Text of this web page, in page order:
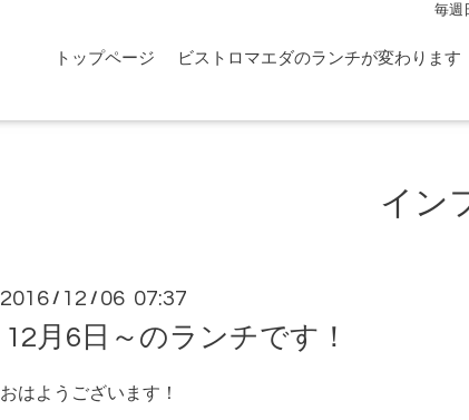
毎週
トップページ ビストロマエダのランチが変わります
イン
2016 / 12 / 06 07:37
12月6日～のランチです！
おはようございます！